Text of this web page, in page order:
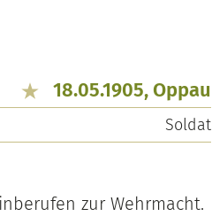
18.05.1905, Oppau
Soldat
zur Wehrmacht.